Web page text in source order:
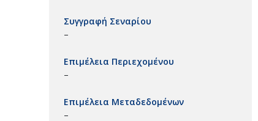
Συγγραφή Σεναρίου
–
Επιμέλεια Περιεχομένου
–
Επιμέλεια Μεταδεδομένων
–